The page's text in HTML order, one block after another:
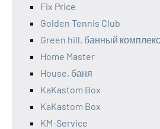
Fix Price
Golden Tennis Club
Green hill, банный комплекс
Home Master
House, баня
KaKastom Box
KaKastom Box
KM-Service